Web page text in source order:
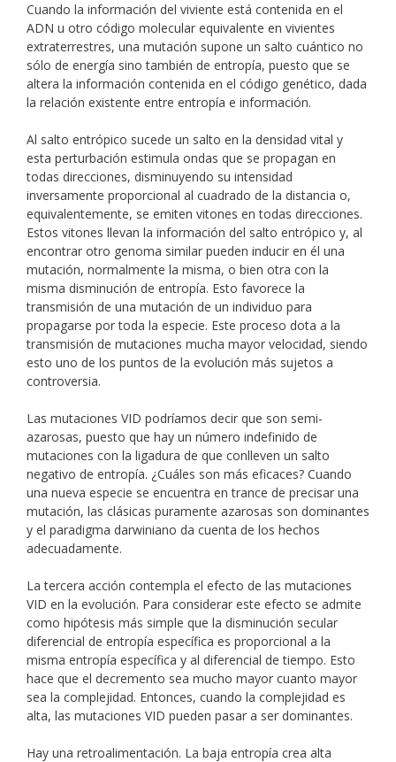
Cuando la información del viviente está contenida en el
ADN u otro código molecular equivalente en vivientes
extraterrestres, una mutación supone un salto cuántico no
sólo de energía sino también de entropía, puesto que se
altera la información contenida en el código genético, dada
la relación existente entre entropía e información.
Al salto entrópico sucede un salto en la densidad vital y
esta perturbación estimula ondas que se propagan en
todas direcciones, disminuyendo su intensidad
inversamente proporcional al cuadrado de la distancia o,
equivalentemente, se emiten vitones en todas direcciones.
Estos vitones llevan la información del salto entrópico y, al
encontrar otro genoma similar pueden inducir en él una
mutación, normalmente la misma, o bien otra con la
misma disminución de entropía. Esto favorece la
transmisión de una mutación de un individuo para
propagarse por toda la especie. Este proceso dota a la
transmisión de mutaciones mucha mayor velocidad, siendo
esto uno de los puntos de la evolución más sujetos a
controversia.
Las mutaciones VID podríamos decir que son semi-
azarosas, puesto que hay un número indefinido de
mutaciones con la ligadura de que conlleven un salto
negativo de entropía. ¿Cuáles son más eficaces? Cuando
una nueva especie se encuentra en trance de precisar una
mutación, las clásicas puramente azarosas son dominantes
y el paradigma darwiniano da cuenta de los hechos
adecuadamente.
La tercera acción contempla el efecto de las mutaciones
VID en la evolución. Para considerar este efecto se admite
como hipótesis más simple que la disminución secular
diferencial de entropía específica es proporcional a la
misma entropía específica y al diferencial de tiempo. Esto
hace que el decremento sea mucho mayor cuanto mayor
sea la complejidad. Entonces, cuando la complejidad es
alta, las mutaciones VID pueden pasar a ser dominantes.
Hay una retroalimentación. La baja entropía crea alta